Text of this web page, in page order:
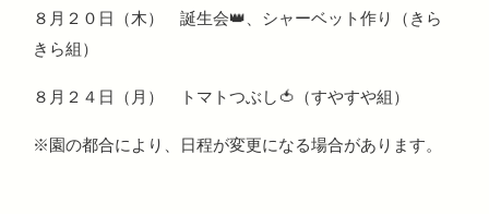
８月２０日（木） 誕生会👑、シャーベット作り（きら
きら組）
８月２４日（月） トマトつぶし🍅（すやすや組）
※園の都合により、日程が変更になる場合があります。